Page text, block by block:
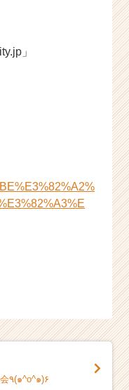
」
6月28日 カジュアル会社説明会٩(๑^o^๑)۶